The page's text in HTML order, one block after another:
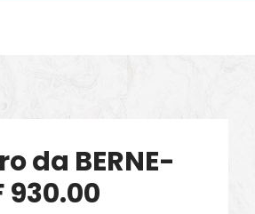
da BERNE-
930.00